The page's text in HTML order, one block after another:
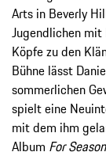
Arts in Beverly
Jugendlichen mit
Köpfe zu den
Bühne lässt
sommerlichen
spielt eine
mit dem ihm
Album For